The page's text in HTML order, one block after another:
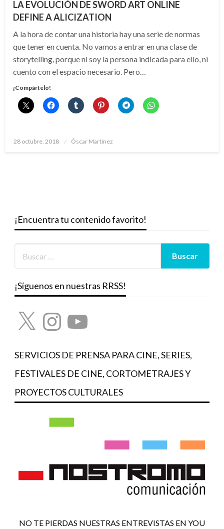
LA EVOLUCIÓN DE SWORD ART ONLINE
DEFINE A ALICIZATION
A la hora de contar una historia hay una serie de normas
que tener en cuenta. No vamos a entrar en una clase de
storytelling, porque ni soy la persona indicada para ello, ni
cuento con el espacio necesario. Pero…
¡Compártelo!
Publicado
28 octubre, 2018 Óscar Martínez
¡Encuentra tu contenido favorito!
¡Síguenos en nuestras RRSS!
X InstagramYouTube
SERVICIOS DE PRENSA PARA CINE, SERIES,
FESTIVALES DE CINE, CORTOMETRAJES Y
PROYECTOS CULTURALES
NO TE PIERDAS NUESTRAS ENTREVISTAS EN YOU